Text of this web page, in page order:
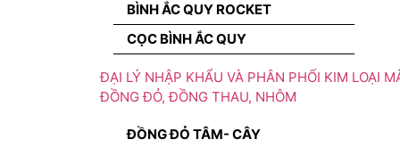
BÌNH ẮC QUY ROCKET
CỌC BÌNH ẮC QUY
ĐẠI LÝ NHẬP KHẨU VÀ PHÂN PHỐI KIM LOẠI
ĐỒNG ĐỎ, ĐỒNG THAU, NHÔM
ĐỒNG ĐỎ TÂM- CÂY